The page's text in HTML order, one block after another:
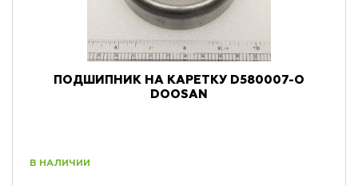
ПОДШИПНИК НА КАРЕТКУ D580007-O
DOOSAN
В НАЛИЧИИ